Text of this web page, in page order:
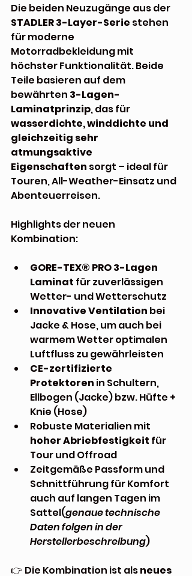
Die beiden Neuzugänge aus der
STADLER 3-Layer-Serie stehen
für moderne
Motorradbekleidung mit
höchster Funktionalität. Beide
Teile basieren auf dem
bewährten 3-Lagen-
Laminatprinzip, das für
wasserdichte, winddichte und
gleichzeitig sehr
atmungsaktive
Eigenschaften sorgt – ideal für
Touren, All-Weather-Einsatz und
Abenteuerreisen.
Highlights der neuen
Kombination:
GORE-TEX® PRO 3-Lagen
Laminat für zuverlässigen
Wetter- und Wetterschutz
Innovative Ventilation bei
Jacke & Hose, um auch bei
warmem Wetter optimalen
Luftfluss zu gewährleisten
CE-zertifizierte
Protektoren in Schultern,
Ellbogen (Jacke) bzw. Hüfte +
Knie (Hose)
Robuste Materialien mit
hoher Abriebfestigkeit für
Tour und Offroad
Zeitgemäße Passform und
Schnittführung für Komfort
auch auf langen Tagen im
Sattel(genaue technische
Daten folgen in der
Herstellerbeschreibung)
👉 Die Kombination ist als neues